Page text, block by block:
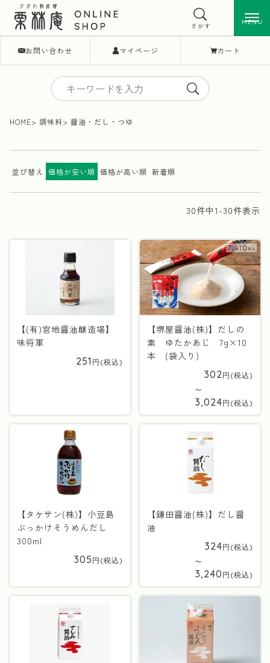
お問い合わせ マイページ カート
MENU
さがす MENU
HOME 調味料 醤油・だし・つゆ
並び替え 価格が安い順 価格が高い順 新着順
30件中1 -30件表示
【(有)宮地醤油醸造場】
味将軍
251
【堺屋醤油(株)】だしの
素 ゆたかあじ 7g×10
本 (袋入り)
302
〜
3,024
【タケサン(株)】小豆島
ぶっかけそうめんだし
300ml
305
【鎌田醤油(株)】だし醤
油
324
〜
3,240